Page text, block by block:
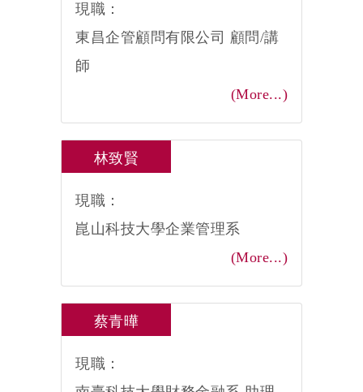
現職：
東昌企管顧問有限公司 顧問/講
師
(More...)
林致賢
現職：
崑山科技大學企業管理系
(More...)
蔡青曄
現職：